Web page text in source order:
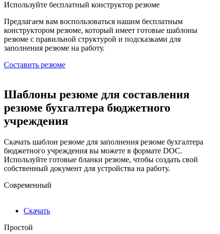
Используйте бесплатный конструктор резюме
Предлагаем вам воспользоваться нашим бесплатным
конструктором резюме, который имеет готовые шаблоны
резюме с правильной структурой и подсказками для
заполнения резюме на работу.
Составить резюме
Шаблоны резюме для составления
резюме бухгалтера бюджетного
учреждения
Скачать шаблон резюме для заполнения резюме бухгалтера
бюджетного учреждения вы можете в формате DOC.
Используйте готовые бланки резюме, чтобы создать свой
собственный документ для устройства на работу.
Современный
Скачать
Простой